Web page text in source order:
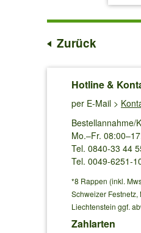
Zurück
Hotline &
per E-Mail >
Bestellannahme/
Mo.–Fr.
Tel. 0840-33 44
Tel. 0049-6251-
*8 Rappen (inkl.
Schweizer Festnetz,
Liechtenstein ggf.
Zahlarten